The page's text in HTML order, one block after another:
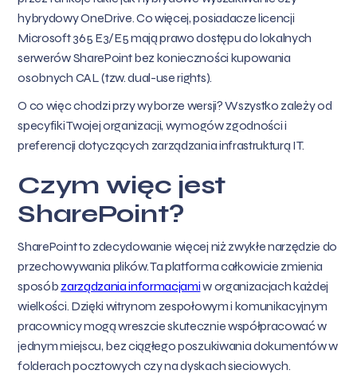
hybrydowy OneDrive. Co więcej, posiadacze licencji
Microsoft 365 E3/E5 mają prawo dostępu do lokalnych
serwerów SharePoint bez konieczności kupowania
osobnych CAL (tzw. dual-use rights).
O co więc chodzi przy wyborze wersji? Wszystko zależy od
specyfiki Twojej organizacji, wymogów zgodności i
preferencji dotyczących zarządzania infrastrukturą IT.
Czym więc jest
SharePoint?
SharePoint to zdecydowanie więcej niż zwykłe narzędzie do
przechowywania plików. Ta platforma całkowicie zmienia
sposób zarządzania informacjamiw organizacjach każdej
wielkości. Dzięki witrynom zespołowym i komunikacyjnym
pracownicy mogą wreszcie skutecznie współpracować w
jednym miejscu, bez ciągłego poszukiwania dokumentów w
folderach pocztowych czy na dyskach sieciowych.